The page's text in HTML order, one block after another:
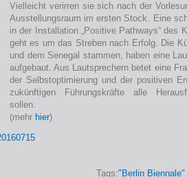
Vielleicht verirren sie sich nach der
Ausstellungsraum im ersten Stock. Eine
in der Installation „Positive Pathways“ des
geht es um das Streben nach Erfolg. Die
und dem Senegal stammen, haben eine
aufgebaut. Aus Lautsprechern betet eine
der Selbstoptimierung und der positiven
zukünftigen Führungskräfte alle
sollen.
(mehr hier)
Tags:"Berlin Biennale"